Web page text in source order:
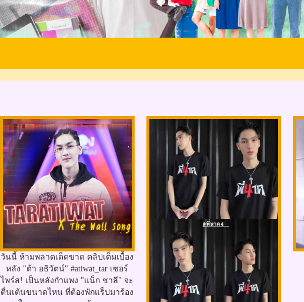
วันนี้ ห้ามพลาดเด็ดขาด คลิปเต็มเบื้อง
หลัง "ต้า อธิวัตน์" #atiwat_tar เซอร์
ไพร์ส! เป็นหลังกำแพง "แน็ก ชาลี" จะ
ตื่นเต้นขนาดไหน ที่ต้องพักแร็ปมาร้อง